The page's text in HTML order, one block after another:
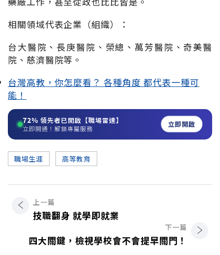
相關領域代表企業（組織）：
台大醫院、長庚醫院、榮總、萬芳醫院、奇美醫
院、慈濟醫院等。
台灣高教，你怎麼看？ 各種角度 都代表一種可
能！
72% 領先者已開啟【職場雷達】
立即開通！解鎖專屬服務 立即開啟
職場生涯 高等教育
上一篇
技職翻身 就學即就業
下一篇
四大關鍵，檢視學校會不會提早關門！